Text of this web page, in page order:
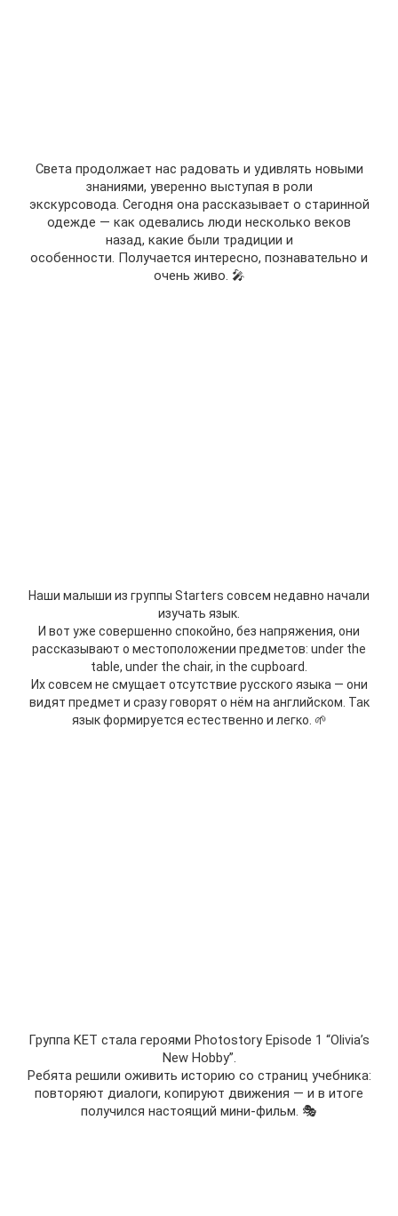
Света продолжает нас радовать и удивлять новыми
знаниями, уверенно выступая в роли
экскурсовода. Сегодня она рассказывает о старинной
одежде — как одевались люди несколько веков
назад, какие были традиции и
особенности. Получается интересно, познавательно и
очень живо. 🎤
Наши малыши из группы Starters совсем недавно начали
изучать язык.
И вот уже совершенно спокойно, без напряжения, они
рассказывают о местоположении предметов: under the
table, under the chair, in the cupboard.
Их совсем не смущает отсутствие русского языка — они
видят предмет и сразу говорят о нём на английском. Так
язык формируется естественно и легко. 🌱
Группа KET стала героями Photostory Episode 1 “Olivia’s
New Hobby”.
Ребята решили оживить историю со страниц учебника:
повторяют диалоги, копируют движения — и в итоге
получился настоящий мини-фильм. 🎭